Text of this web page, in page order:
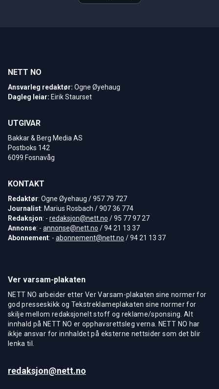
NETT NO
Ansvarleg redaktør: Ogne Øyehaug
Dagleg leiar: Eirik Staurset
UTGIVAR
Bakkar & Berg Media AS
Postboks 142
6099 Fosnavåg
KONTAKT
Redaktør: Ogne Øyehaug / 957 79 727
Journalist: Marius Rosbach / 907 36 774
Redaksjon: - redaksjon@nett.no / 95 77 97 27
Annonse: - annonse@nett.no / 94 21 13 37
Abonnement: - abonnement@nett.no / 94 21 13 37
Ver varsam-plakaten
NETT NO arbeider etter Ver Varsam-plakaten sine normer for
god presseskikk og Tekstreklameplakaten sine normer for
skilje mellom redaksjonelt stoff og reklame/sponsing. Alt
innhald på NETT NO er opphavsrettsleg verna. NETT NO har
ikkje ansvar for innhaldet på eksterne nettsider som det blir
lenka til.
redaksjon@nett.no